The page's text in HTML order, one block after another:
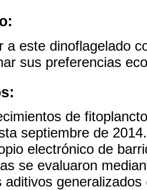
a este dinoflagelado
sus preferencias
de
septiembre de
electrónico de
se evaluaron
aditivos generalizados